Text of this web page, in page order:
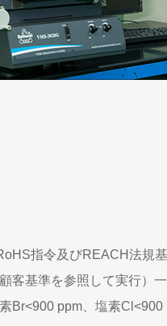
指令及びREACH法規
客基準を参照して実行）
Br<900 ppm、塩素Cl<900